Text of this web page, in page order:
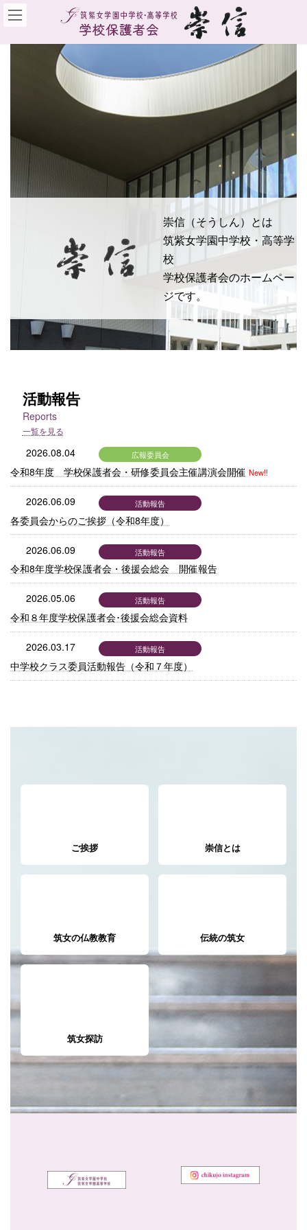
コ
ン
ナ
ビ
崇信（そうしん）とは
筑紫女学園中学校・高等学
校
学校保護者会のホームペー
ジです。
崇信（そうしん）とは
筑紫女学園中学校・高等学
校
学校保護者会のホームペー
ジです。
崇信（そうしん）とは
筑紫女学園中学校・高等学
校
学校保護者会のホームペー
ジです。
崇信（そうしん）とは
筑紫女学園中学校・高等学
校
学校保護者会のホームペー
ジです。
崇信（そうしん）とは
筑紫女学園中学校・高等学
校
学校保護者会のホームペー
ジです。
活動報告
Reports
一覧を見る
2026.08.04 広報委員会
令和8年度 学校保護者会・研修委員会主催講演会開催 New!!
2026.06.09 活動報告
各委員会からのご挨拶（令和8年度）
2026.06.09 活動報告
令和8年度学校保護者会・後援会総会 開催報告
2026.05.06 活動報告
令和８年度学校保護者会･後援会総会資料
2026.03.17 活動報告
中学校クラス委員活動報告（令和７年度）
ご挨拶 崇信とは
筑女の仏教教育 伝統の筑女
筑女探訪